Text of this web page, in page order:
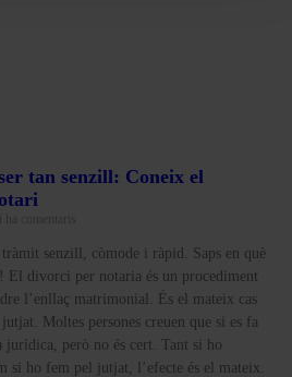
tan senzill: Coneix el
senzill, còmode i ràpid. Saps en què
El divorci per notaria és un procediment
l’enllaç matrimonial. És el mateix cas
Moltes persones creuen que si es fa
però no és cert. Tant si ho
si ho fem pel jutjat, l’efecte és el mateix.